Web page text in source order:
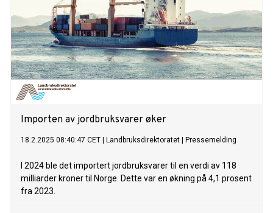
Importen av jordbruksvarer øker
18.2.2025 08:40:47 CET Landbruksdirektoratet Pressemelding
I 2024 ble det importert jordbruksvarer til en verdi av 118
milliarder kroner til Norge. Dette var en økning på 4,1 prosent
fra 2023.